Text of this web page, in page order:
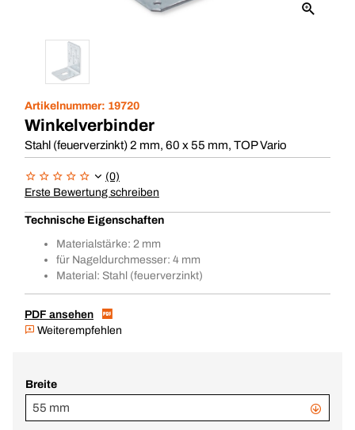
Artikelnummer: 19720
Winkelverbinder
Stahl (feuerverzinkt) 2 mm, 60 x 55 mm, TOP Vario
(0)
Erste Bewertung schreiben
Technische Eigenschaften
Materialstärke: 2 mm
für Nageldurchmesser: 4 mm
Material: Stahl (feuerverzinkt)
PDF ansehen
Weiterempfehlen
Breite
55 mm